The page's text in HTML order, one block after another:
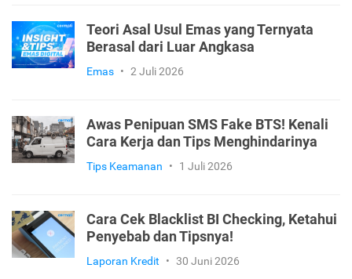
Teori Asal Usul Emas yang Ternyata
Berasal dari Luar Angkasa
Emas • 2 Juli 2026
Awas Penipuan SMS Fake BTS! Kenali
Cara Kerja dan Tips Menghindarinya
Tips Keamanan • 1 Juli 2026
Cara Cek Blacklist BI Checking, Ketahui
Penyebab dan Tipsnya!
Laporan Kredit • 30 Juni 2026